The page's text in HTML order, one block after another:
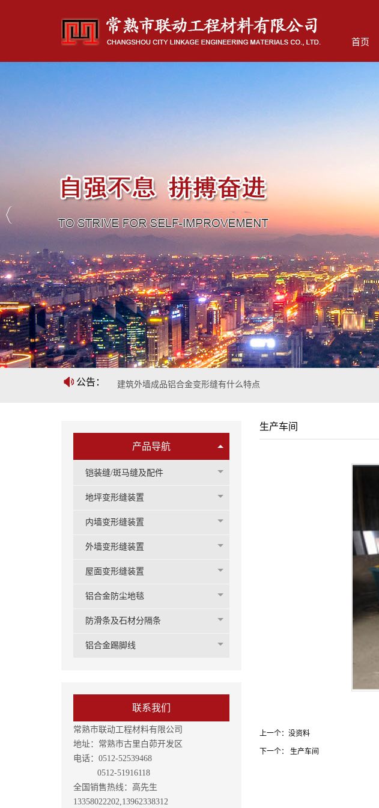
首页
公告： 建筑外墙成品铝合金变形缝有什么特点
铝合金变形缝安装要求有哪些 2023-10-25
铝合金变形缝的设计和制造需要考虑哪些因
素...
屋面铝合金变形缝构造是怎么样的
产品导航
铠装缝/斑马缝及配件
地坪变形缝装置
内墙变形缝装置
外墙变形缝装置
屋面变形缝装置
铝合金防尘地毯
防滑条及石材分隔条
铝合金踢脚线
联系我们
常熟市联动工程材料有限公司
地址：常熟市古里白茆开发区
电话：0512-52539468
0512-51916118
全国销售热线：高先生
13358022202,13962338312
生产车间
上一个： 没资料
下一个： 生产车间